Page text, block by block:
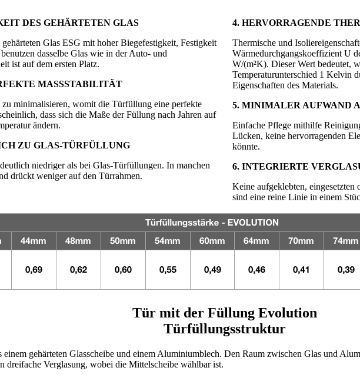
DES GEHÄRTETEN GLAS
Glas ESG mit hoher Biegefestigkeit, Festigkeit
dasselbe Glas wie in der Auto- und
ist auf dem ersten Platz.
MASSSTABILITÄT
minimalisieren, womit die Türfüllung eine perfekte
dass sich die Maße der Füllung nach Jahren auf
ändern.
ZU GLAS-TÜRFÜLLUNG
niedriger als bei Glas-Türfüllungen. In manchen
drückt weniger auf den Türrahmen.
4. HERVORRAGENDE
Thermische und
Wärmedurchgangskoeffizient U
W/(m²K). Dieser Wert bedeutet,
Temperaturunterschied 1 Kelvin
Eigenschaften des Materials.
5. MINIMALER AUFWAND
Einfache Pflege mithilfe
Lücken, keine hervorragenden
könnte.
6. INTEGRIERTE
Keine aufgeklebten,
sind eine reine Linie in einem
Tür mit der Füllung Evolution
Türfüllungsstruktur
gehärteten Glasscheibe und einem Aluminiumblech. Den Raum zwischen Glas und
dreifache Verglasung, wobei die Mittelscheibe wählbar ist.